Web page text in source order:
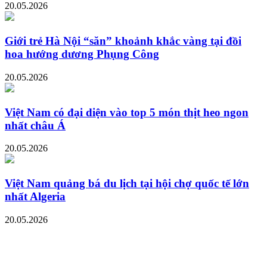
20.05.2026
Giới trẻ Hà Nội “săn” khoảnh khắc vàng tại đồi
hoa hướng dương Phụng Công
20.05.2026
Việt Nam có đại diện vào top 5 món thịt heo ngon
nhất châu Á
20.05.2026
Việt Nam quảng bá du lịch tại hội chợ quốc tế lớn
nhất Algeria
20.05.2026